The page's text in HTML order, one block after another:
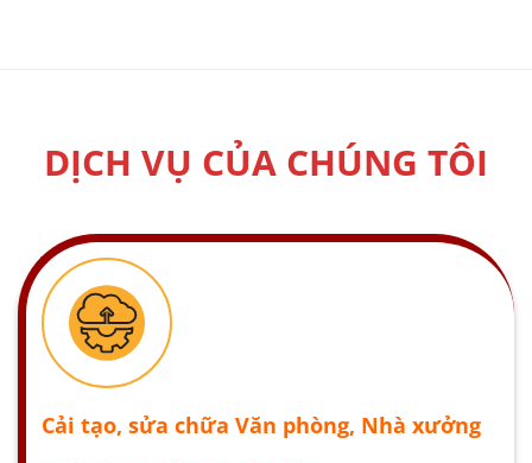
DỊCH VỤ CỦA CHÚNG TÔI
Cải tạo, sửa chữa Văn phòng, Nhà xưởng